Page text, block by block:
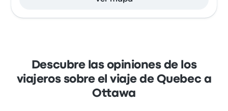
Descubre las opiniones de los
viajeros sobre el viaje de Quebec a
Ottawa